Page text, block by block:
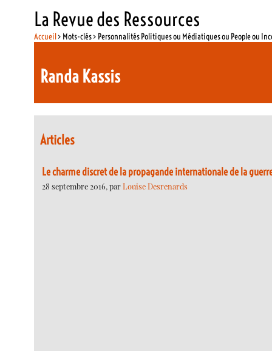
La Revue des Ressources
Accueil> Mots-clés > Personnalités Politiques ou Médiatiques ou People ou
Randa Kassis
Articles
Le charme discret de la propagande internationale de la
28 septembre 2016, parLouise Desrenards